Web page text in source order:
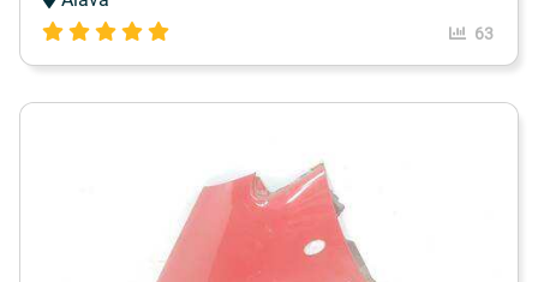
63